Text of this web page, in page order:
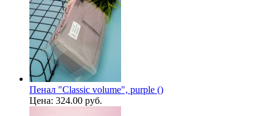
Пенал "Classic volume", purple ()
Цена: 324.00 руб.